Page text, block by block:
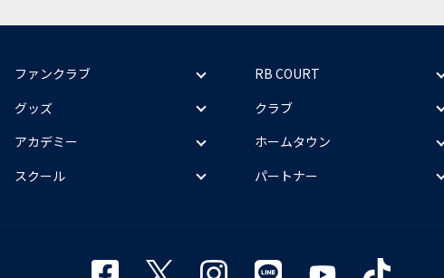
ファンクラブ
グッズ
アカデミー
スクール
RB COURT
クラブ
ホームタウン
パートナー